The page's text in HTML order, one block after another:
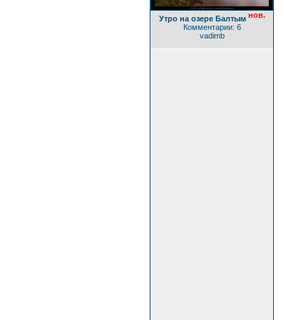
Утро на озере Балтым нов.
Комментарии: 6
vadimb